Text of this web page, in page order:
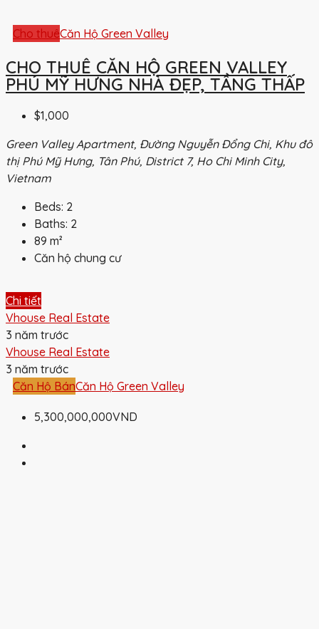
Cho thuêCăn Hộ Green Valley
CHO THUÊ CĂN HỘ GREEN VALLEY
PHÚ MỸ HƯNG NHÀ ĐẸP, TẦNG THẤP
$1,000
Green Valley Apartment, Đường Nguyễn Đổng Chi, Khu đô
thị Phú Mỹ Hưng, Tân Phú, District 7, Ho Chi Minh City,
Vietnam
Beds: 2
Baths: 2
89 m²
Căn hộ chung cư
Chi tiết
Vhouse Real Estate
3 năm trước
Vhouse Real Estate
3 năm trước
Căn Hộ BánCăn Hộ Green Valley
5,300,000,000VND